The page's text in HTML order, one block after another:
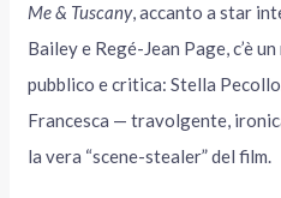
Me & Tuscany, accanto a star
Bailey e Regé-Jean Page, c’è
pubblico e critica: Stella
Francesca — travolgente,
la vera “scene-stealer” del film.